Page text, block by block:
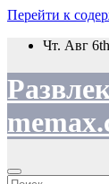
Перейти к
Чт. Авг